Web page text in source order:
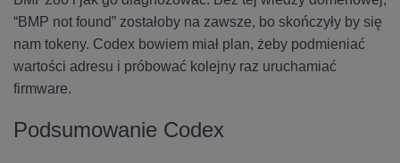
“BMP not found” zostałoby na zawsze, bo skończyły by się
nam tokeny. Codex bowiem miał plan, żeby podmieniać
wartości adresu i próbować kolejny raz uruchamiać
firmware.
Podsumowanie Codex